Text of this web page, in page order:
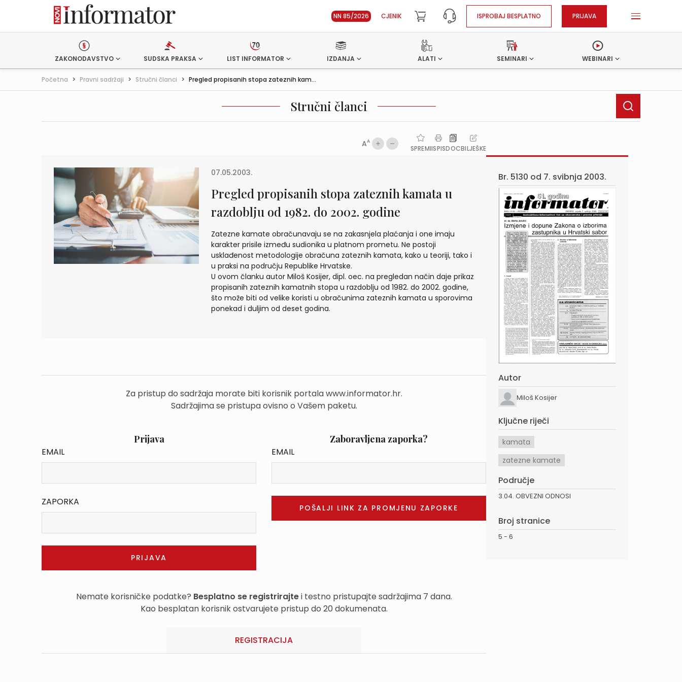
NN 85/2026 CJENIK ISPROBAJ BESPLATNO PRIJAVA
ZAKONODAVSTVO SUDSKA PRAKSA LIST INFORMATOR IZDANJA ALATI SEMINARI WEBINARI
Početna > Pravni sadržaji > Stručni članci > Pregled propisanih stopa zateznih kam...
Stručni članci
AA
SPREMIISPISDOCBILJEŠKE
07.05.2003.
Pregled propisanih stopa zateznih kamata u
razdoblju od 1982. do 2002. godine
Zatezne kamate obračunavaju se na zakasnjela plaćanja i one imaju
karakter prisile između sudionika u platnom prometu. Ne postoji
usklađenost metodologije obračuna zateznih kamata, kako u teoriji, tako i
u praksi na području Republike Hrvatske.
U ovom članku autor Miloš Kosijer, dipl. oec. na pregledan način daje prikaz
propisanih zateznih kamatnih stopa u razdoblju od 1982. do 2002. godine,
što može biti od velike koristi u obračunima zateznih kamata u sporovima
ponekad i duljim od deset godina.
Za pristup do sadržaja morate biti korisnik portala www.informator.hr.
Sadržajima se pristupa ovisno o Vašem paketu.
Prijava
EMAIL
ZAPORKA
Zaboravljena zaporka?
EMAIL
Nemate korisničke podatke? Besplatno se registrirajtei testno pristupajte sadržajima 7 dana.
Kao besplatan korisnik ostvarujete pristup do 20 dokumenata.
REGISTRACIJA
Br. 5130 od 7. svibnja 2003.
Autor
Miloš Kosijer
Ključne riječi
kamata
zatezne kamate
Područje
3.04. OBVEZNI ODNOSI
Broj stranice
5 - 6